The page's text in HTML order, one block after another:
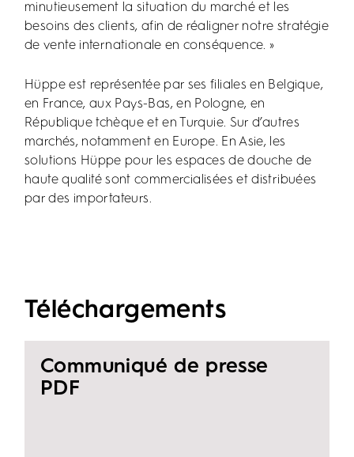
minutieusement la situation du marché et les
besoins des clients, afin de réaligner notre stratégie
de vente internationale en conséquence. »
Hüppe est représentée par ses filiales en Belgique,
en France, aux Pays-Bas, en Pologne, en
République tchèque et en Turquie. Sur d’autres
marchés, notamment en Europe. En Asie, les
solutions Hüppe pour les espaces de douche de
haute qualité sont commercialisées et distribuées
par des importateurs.
Téléchargements
Communiqué de presse
PDF